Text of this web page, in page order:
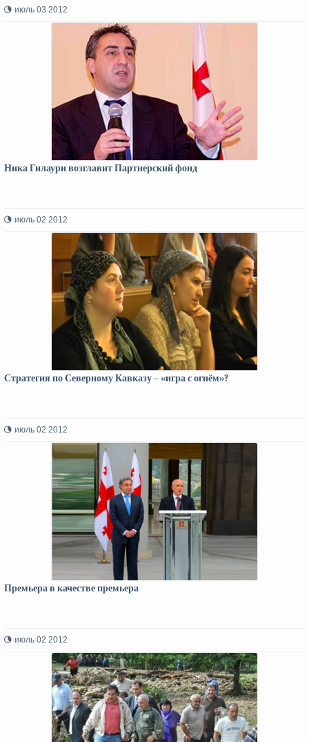
июль 03 2012
Ника Гилаури возглавит Партнерский фонд
июль 02 2012
Стратегия по Северному Кавказу – «игра с огнём»?
июль 02 2012
Премьера в качестве премьера
июль 02 2012